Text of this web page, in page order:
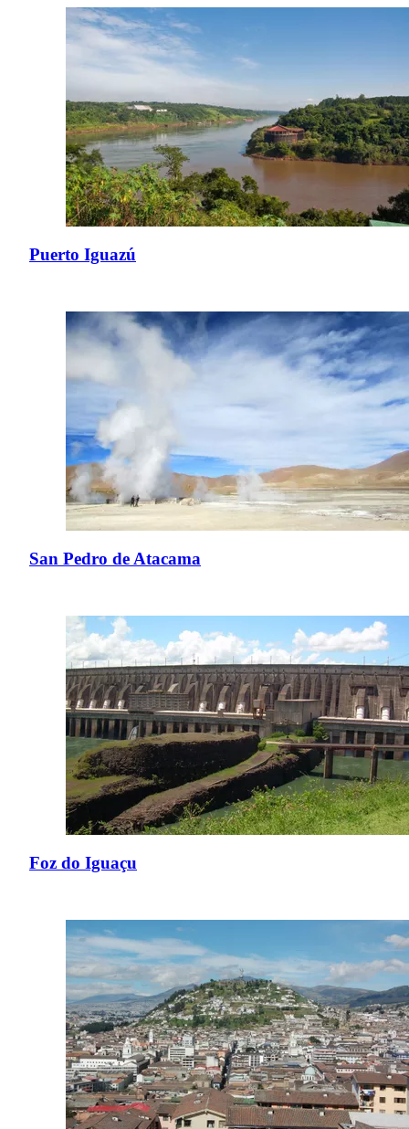
Puerto Iguazú
San Pedro de Atacama
Foz do Iguaçu